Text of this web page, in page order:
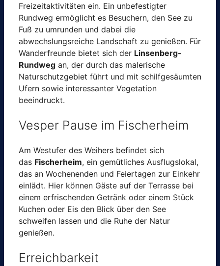
Freizeitaktivitäten ein. Ein unbefestigter
Rundweg ermöglicht es Besuchern, den See zu
Fuß zu umrunden und dabei die
abwechslungsreiche Landschaft zu genießen. Für
Wanderfreunde bietet sich der Linsenberg-
Rundweg an, der durch das malerische
Naturschutzgebiet führt und mit schilfgesäumten
Ufern sowie interessanter Vegetation
beeindruckt.
Vesper Pause im Fischerheim
Am Westufer des Weihers befindet sich
das Fischerheim, ein gemütliches Ausflugslokal,
das an Wochenenden und Feiertagen zur Einkehr
einlädt. Hier können Gäste auf der Terrasse bei
einem erfrischenden Getränk oder einem Stück
Kuchen oder Eis den Blick über den See
schweifen lassen und die Ruhe der Natur
genießen.
Erreichbarkeit